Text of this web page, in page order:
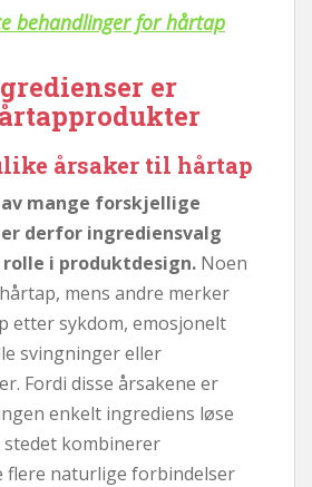
behandlinger for hårtap
er
årsaker til hårtap
mange forskjellige
derfor ingrediensvalg
i produktdesign. Noen
mens andre merker
etter sykdom, emosjonelt
svingninger eller
Fordi disse årsakene er
enkelt ingrediens løse
kombinerer
flere naturlige forbindelser